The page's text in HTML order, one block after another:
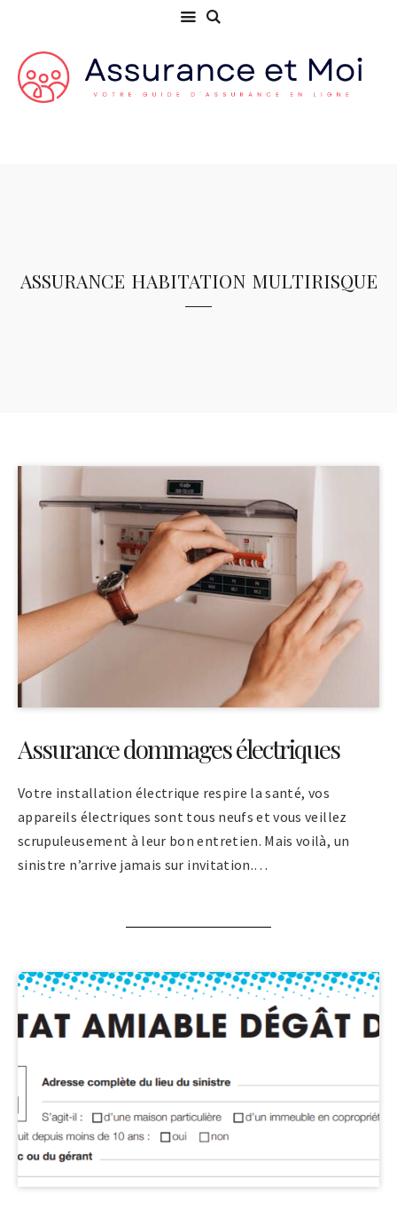
assurance habitation multirisque
Assurance dommages électriques
Votre installation électrique respire la santé, vos
appareils électriques sont tous neufs et vous veillez
scrupuleusement à leur bon entretien. Mais voilà, un
sinistre n’arrive jamais sur invitation.…